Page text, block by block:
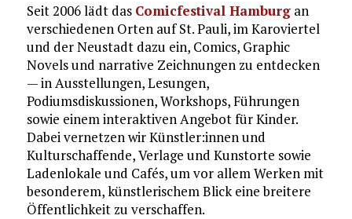
Seit 2006 lädt das Comicfestival Hamburgan
verschiedenen Orten auf St. Pauli, im Karoviertel
und der Neustadt dazu ein, Comics, Graphic
Novels und narrative Zeichnungen zu entdecken
— in Ausstellungen, Lesungen,
Podiumsdiskussionen, Workshops, Führungen
sowie einem interaktiven Angebot für Kinder.
Dabei vernetzen wir Künstler:innen und
Kulturschaffende, Verlage und Kunstorte sowie
Ladenlokale und Cafés, um vor allem Werken mit
besonderem, künstlerischem Blick eine breitere
Öffentlichkeit zu verschaffen.